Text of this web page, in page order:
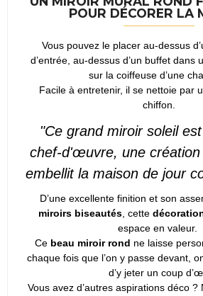
POUR DÉCORER LA
Vous pouvez le placer au-dessus
d’entrée, au-dessus d’un buffet dans
sur la coiffeuse d’une
Facile à entretenir, il se nettoie par
chiffon.
"Ce grand miroir soleil
chef-d'œuvre, une création
embellit la maison de jour
D’une excellente finition et son
miroirs biseautés, cette
espace en valeur.
Ce beau miroir rond ne laisse
chaque fois que l’on y passe devant,
d’y jeter un coup
Vous avez d’autres aspirations déco